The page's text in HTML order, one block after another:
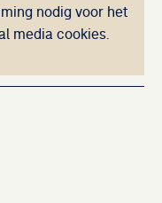
inhoud kan
nodig voor het
media cookies.